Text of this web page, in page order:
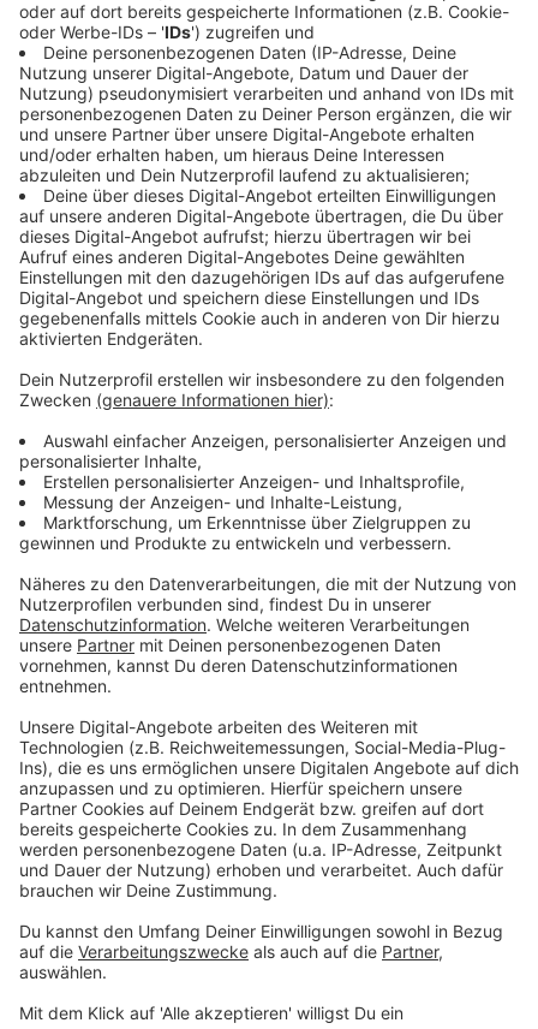
Oberverwaltungsgericht Münster für schnelle
Gerichtsverfahren.
Anzeige
Josef-Kardinal-Frings-Brücke: Vollsperrung
für Lkw
Anzeige
Besonders dramatisch ist die Situation an der Josef-
Neuss. Die Gewichtsbegrenzung auf 7,5 Tonnen
kommt für Logistikunternehmen einer Vollsperrung
gleich. Bis zu der Einschränkung fuhren täglich rund
3.500 Lkw über die marode Brücke. Jetzt müssen alle
schweren Fahrzeuge Umwege von mindestens zwölf
Kilometern pro Fahrt in Kauf nehmen.
"Die Wirtschaft braucht dringend schwerlastfähige
Rheinquerungen", heißt es in dem Forderungspapier.
Der Ersatzneubau der Josef-Kardinal-Frings-Brücke
müsse höchste politische Priorität erhalten.
Anzeige
23 Brücken zwischen Emmerich und Bonn
betroffen
Anzeige
Die Josef-Kardinal-Frings-Brücke ist aber nur ein
Beispiel für ein flächendeckendes Problem. Viele der
insgesamt 23 Straßenbrücken über den Rhein